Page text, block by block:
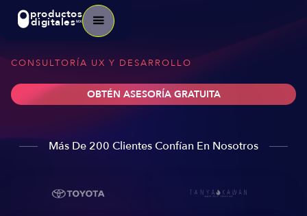
productos
digitalesMX
CONSULTORÍA UX Y DESARROLLO
OBTÉN ASESORÍA GRATUITA
Más De 200 Clientes Confían En Nosotros